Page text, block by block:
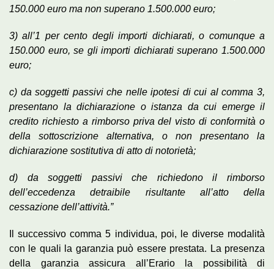
150.000 euro ma non superano 1.500.000 euro;
3) all’1 per cento degli importi dichiarati, o comunque a
150.000 euro, se gli importi dichiarati superano 1.500.000
euro;
c) da soggetti passivi che nelle ipotesi di cui al comma 3,
presentano la dichiarazione o istanza da cui emerge il
credito richiesto a rimborso priva del visto di conformità o
della sottoscrizione alternativa, o non presentano la
dichiarazione sostitutiva di atto di notorietà;
d) da soggetti passivi che richiedono il rimborso
dell’eccedenza detraibile risultante all’atto della
cessazione dell’attività.”
Il successivo comma 5 individua, poi, le diverse modalità
con le quali la garanzia può essere prestata. La presenza
della garanzia assicura all’Erario la possibilità di